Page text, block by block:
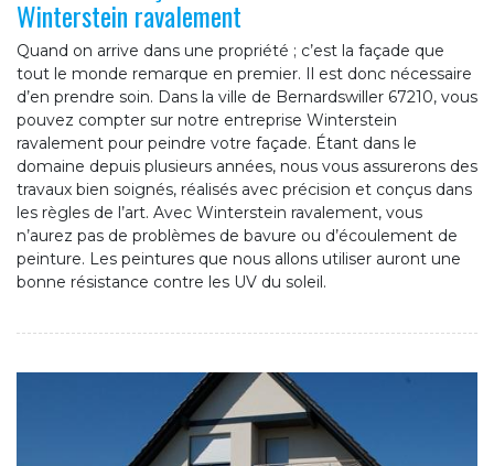
Winterstein ravalement
Quand on arrive dans une propriété ; c’est la façade que
tout le monde remarque en premier. Il est donc nécessaire
d’en prendre soin. Dans la ville de Bernardswiller 67210, vous
pouvez compter sur notre entreprise Winterstein
ravalement pour peindre votre façade. Étant dans le
domaine depuis plusieurs années, nous vous assurerons des
travaux bien soignés, réalisés avec précision et conçus dans
les règles de l’art. Avec Winterstein ravalement, vous
n’aurez pas de problèmes de bavure ou d’écoulement de
peinture. Les peintures que nous allons utiliser auront une
bonne résistance contre les UV du soleil.